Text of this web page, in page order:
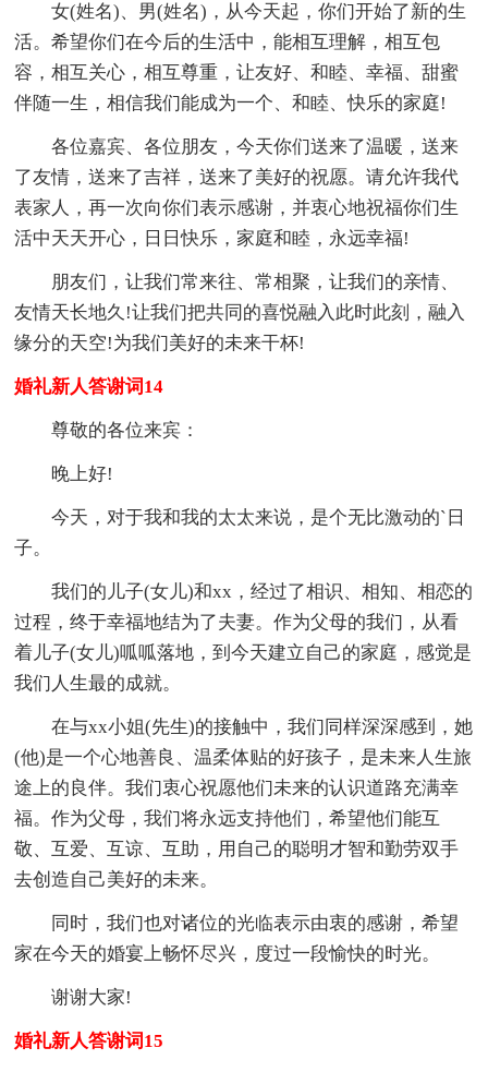
女(姓名)、男(姓名)，从今天起，你们开始了新的生
活。希望你们在今后的生活中，能相互理解，相互包
容，相互关心，相互尊重，让友好、和睦、幸福、甜蜜
伴随一生，相信我们能成为一个、和睦、快乐的家庭!
各位嘉宾、各位朋友，今天你们送来了温暖，送来
了友情，送来了吉祥，送来了美好的祝愿。请允许我代
表家人，再一次向你们表示感谢，并衷心地祝福你们生
活中天天开心，日日快乐，家庭和睦，永远幸福!
朋友们，让我们常来往、常相聚，让我们的亲情、
友情天长地久!让我们把共同的喜悦融入此时此刻，融入
缘分的天空!为我们美好的未来干杯!
婚礼新人答谢词14
尊敬的各位来宾：
晚上好!
今天，对于我和我的太太来说，是个无比激动的`日
子。
我们的儿子(女儿)和xx，经过了相识、相知、相恋的
过程，终于幸福地结为了夫妻。作为父母的我们，从看
着儿子(女儿)呱呱落地，到今天建立自己的家庭，感觉是
我们人生最的成就。
在与xx小姐(先生)的接触中，我们同样深深感到，她
(他)是一个心地善良、温柔体贴的好孩子，是未来人生旅
途上的良伴。我们衷心祝愿他们未来的认识道路充满幸
福。作为父母，我们将永远支持他们，希望他们能互
敬、互爱、互谅、互助，用自己的聪明才智和勤劳双手
去创造自己美好的未来。
同时，我们也对诸位的光临表示由衷的感谢，希望
家在今天的婚宴上畅怀尽兴，度过一段愉快的时光。
谢谢大家!
婚礼新人答谢词15